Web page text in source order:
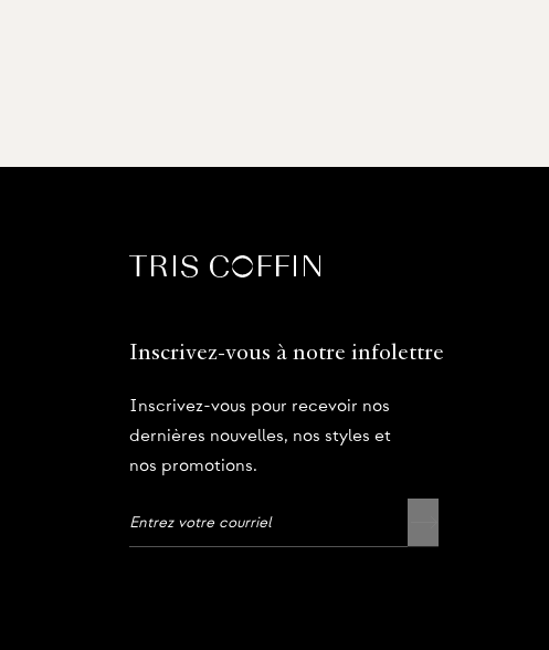
Inscrivez-vous à notre infolettre
Inscrivez-vous pour recevoir nos
dernières nouvelles, nos styles et
nos promotions.